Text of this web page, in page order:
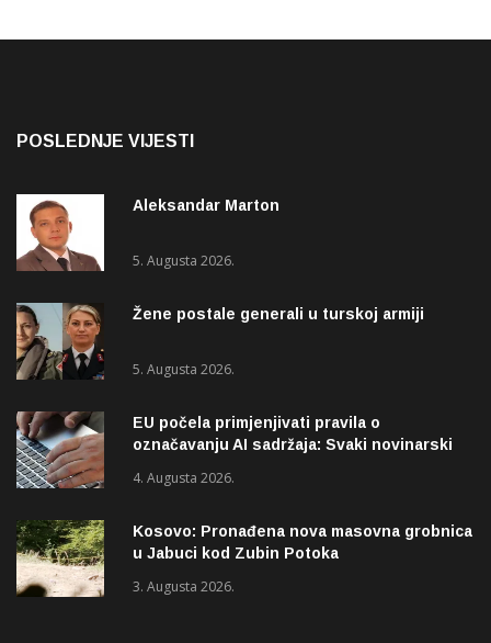
POSLEDNJE VIJESTI
Aleksandar Marton
5. Augusta 2026.
Žene postale generali u turskoj armiji
5. Augusta 2026.
EU počela primjenjivati pravila o
označavanju AI sadržaja: Svaki novinarski
4. Augusta 2026.
Kosovo: Pronađena nova masovna grobnica
u Jabuci kod Zubin Potoka
3. Augusta 2026.